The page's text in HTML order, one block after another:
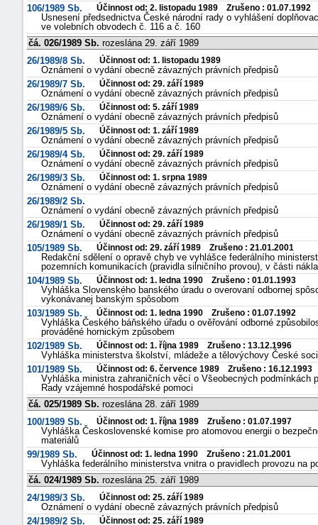
106/1989 Sb.
Účinnost od: 2. listopadu 1989 Zrušeno : 01.07.1992
Usnesení předsednictva České národní rady o vyhlášení
ve volebních obvodech č. 116 a č. 160
čá. 026/1989 Sb. rozeslána 29. září 1989
26/1989/8 Sb.
Účinnost od: 1. listopadu 1989
Oznámení o vydání obecně závazných právních předpisů
26/1989/7 Sb.
Účinnost od: 29. září 1989
Oznámení o vydání obecně závazných právních předpisů
26/1989/6 Sb.
Účinnost od: 5. září 1989
Oznámení o vydání obecně závazných právních předpisů
26/1989/5 Sb.
Účinnost od: 1. září 1989
Oznámení o vydání obecně závazných právních předpisů
26/1989/4 Sb.
Účinnost od: 29. září 1989
Oznámení o vydání obecně závazných právních předpisů
26/1989/3 Sb.
Účinnost od: 1. srpna 1989
Oznámení o vydání obecně závazných právních předpisů
26/1989/2 Sb.
Oznámení o vydání obecně závazných právních předpisů
26/1989/1 Sb.
Účinnost od: 29. září 1989
Oznámení o vydání obecně závazných právních předpisů
105/1989 Sb.
Účinnost od: 29. září 1989 Zrušeno : 21.01.2001
Redakční sdělení o opravě chyb ve vyhlášce federálního
pozemních komunikacích (pravidla silničního provou), v části
104/1989 Sb.
Účinnost od: 1. ledna 1990 Zrušeno : 01.01.1993
Vyhláška Slovenského banského úradu o overovaní odbornej
vykonávanej banským spôsobom
103/1989 Sb.
Účinnost od: 1. ledna 1990 Zrušeno : 01.07.1992
Vyhláška Českého báňského úřadu o ověřování odborné
prováděné hornickým způsobem
102/1989 Sb.
Účinnost od: 1. října 1989 Zrušeno : 13.12.1996
Vyhláška ministerstva školství, mládeže a tělovýchovy České
101/1989 Sb.
Účinnost od: 6. července 1989 Zrušeno : 16.12.1993
Vyhláška ministra zahraničních věcí o Všeobecných podmínkách
Rady vzájemné hospodářské pomoci
čá. 025/1989 Sb. rozeslána 28. září 1989
100/1989 Sb.
Účinnost od: 1. října 1989 Zrušeno : 01.07.1997
Vyhláška Československé komise pro atomovou energii o
materiálů
99/1989 Sb.
Účinnost od: 1. ledna 1990 Zrušeno : 21.01.2001
Vyhláška federálního ministerstva vnitra o pravidlech provozu na
čá. 024/1989 Sb. rozeslána 25. září 1989
24/1989/3 Sb.
Účinnost od: 25. září 1989
Oznámení o vydání obecně závazných právních předpisů
24/1989/2 Sb.
Účinnost od: 25. září 1989